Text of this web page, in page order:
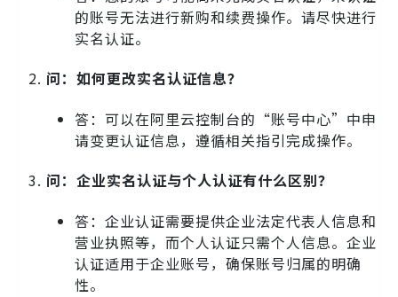
的账号无法进行新购和续费操作。请尽快进行
实名认证。
问：如何更改实名认证信息？
答：可以在阿里云控制台的“账号中心”中申
请变更认证信息，遵循相关指引完成操作。
问：企业实名认证与个人认证有什么区别？
答：企业认证需要提供企业法定代表人信息和
营业执照等，而个人认证只需个人信息。企业
认证适用于企业账号，确保账号归属的明确
性。